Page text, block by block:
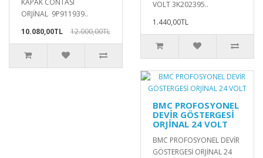
KAPAK CONTASI
ORJİNAL 9P911939..
10.080,00TL
12.000,00TL
VOLT 3K202395..
1.440,00TL
BMC PROFOSYONEL
DEVİR GÖSTERGESİ
ORJİNAL 24 VOLT
BMC PROFOSYONEL DEVİR
GÖSTERGESİ ORJİNAL 24